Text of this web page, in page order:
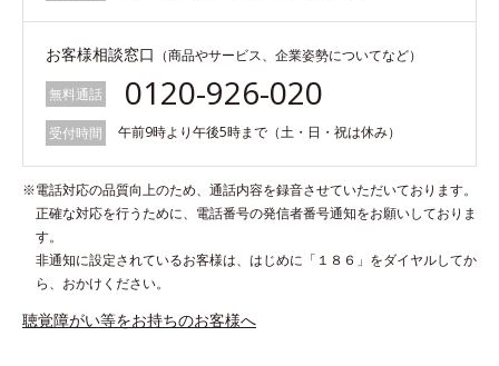
お客様相談窓口 （商品やサービス、企業姿勢についてなど）
無料通話 0120-926-020
受付時間 午前9時より午後5時まで（土・日・祝は休み）
※電話対応の品質向上のため、通話内容を録音させていただいております。
正確な対応を行うために、電話番号の発信者番号通知をお願いしておりま
す。
非通知に設定されているお客様は、はじめに「１８６」をダイヤルしてか
ら、おかけください。
聴覚障がい等をお持ちのお客様へ